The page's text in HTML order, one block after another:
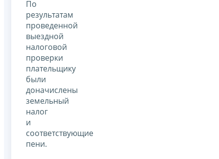
По
результатам
проведенной
выездной
налоговой
проверки
плательщику
были
доначислены
земельный
налог
и
соответствующие
пени.